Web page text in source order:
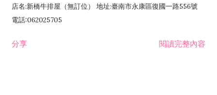
店名:新橋牛排屋（無訂位） 地址:臺南市永康區復國一路556號
電話:062025705
分享 閱讀完整內容